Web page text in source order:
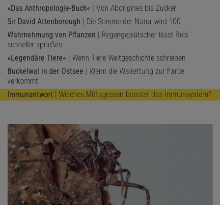
»Das Anthropologie-Buch« | Von Aborigines bis Zucker
Sir David Attenborough | Die Stimme der Natur wird 100
Wahrnehmung von Pflanzen | Regengeplätscher lässt Reis
schneller sprießen
»Legendäre Tiere« | Wenn Tiere Weltgeschichte schreiben
Buckelwal in der Ostsee | Wenn die Walrettung zur Farce
verkommt
Immunantwort | Welches Mittagessen boostet das Immunsystem?